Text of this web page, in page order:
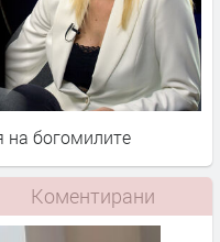
на богомилите
Коментирани